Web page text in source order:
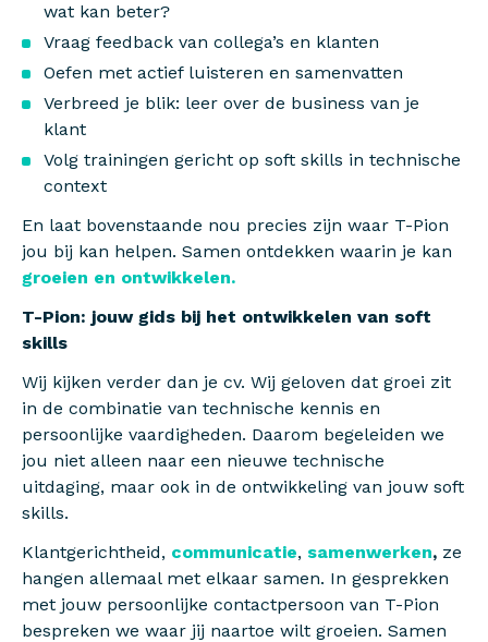
wat kan beter?
Vraag feedback van collega’s en klanten
Oefen met actief luisteren en samenvatten
Verbreed je blik: leer over de business van je
klant
Volg trainingen gericht op soft skills in technische
context
En laat bovenstaande nou precies zijn waar T-Pion
jou bij kan helpen. Samen ontdekken waarin je kan
groeien en ontwikkelen.
T-Pion: jouw gids bij het ontwikkelen van soft
skills
Wij kijken verder dan je cv. Wij geloven dat groei zit
in de combinatie van technische kennis en
persoonlijke vaardigheden. Daarom begeleiden we
jou niet alleen naar een nieuwe technische
uitdaging, maar ook in de ontwikkeling van jouw soft
skills.
Klantgerichtheid, communicatie, samenwerken, ze
hangen allemaal met elkaar samen. In gesprekken
met jouw persoonlijke contactpersoon van T-Pion
bespreken we waar jij naartoe wilt groeien. Samen